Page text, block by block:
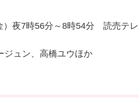
）夜7時56分～8時54分 読売テレ
ジュン、高橋ユウほか